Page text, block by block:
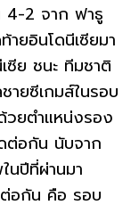
4-2 จาก ฟาธู
ยอินโดนีเซียมา
ย ชนะ ทีมชาติ
ยซีเกมส์ในรอบ
วยตำแหน่งรอง
ต่อกัน นับจาก
นปีที่ผ่านมา
อกัน คือ รอบ